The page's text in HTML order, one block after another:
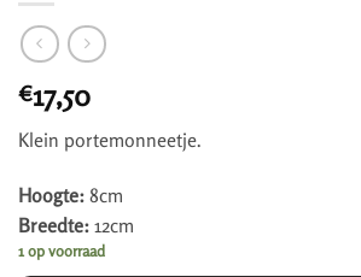
€17,50
Klein portemonneetje.
Hoogte: 8cm
Breedte: 12cm
1 op voorraad